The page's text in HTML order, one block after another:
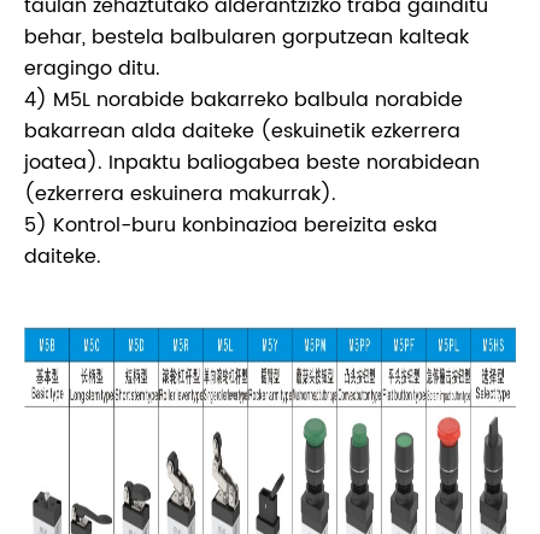
behar, bestela balbularen gorputzean kalteak
eragingo ditu.
4) M5L norabide bakarreko balbula norabide
bakarrean alda daiteke (eskuinetik ezkerrera
joatea). Inpaktu baliogabea beste norabidean
(ezkerrera eskuinera makurrak).
5) Kontrol-buru konbinazioa bereizita eska
daiteke.